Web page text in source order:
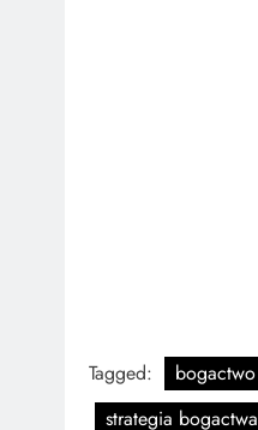
Tagged: bogactwo
strategia bogactwa